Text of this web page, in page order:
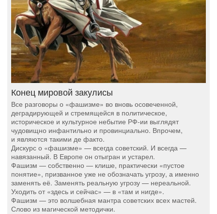
Конец мировой закулисы
Все разговоры о «фашизме» во вновь осовеченной,
деградирующей и стремящейся в политическое,
историческое и культурное небытие РФ-ии выглядят
чудовищно инфантильно и провинциально. Впрочем,
и являются такими де факто.
Дискурс о «фашизме» — всегда советский. И всегда —
навязанный. В Европе он отыгран и устарел.
Фашизм — собственно — клише, практически «пустое
понятие», призванное уже не обозначать угрозу, а именно
заменять её. Заменять реальную угрозу — нереальной.
Уходить от «здесь и сейчас» — в «там и нигде».
Фашизм — это волшебная мантра советских всех мастей.
Слово из магической методички.